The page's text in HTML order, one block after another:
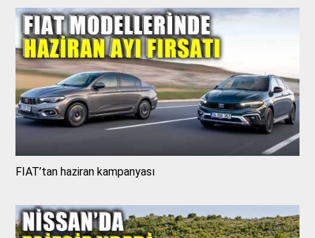
FIAT’tan haziran kampanyası